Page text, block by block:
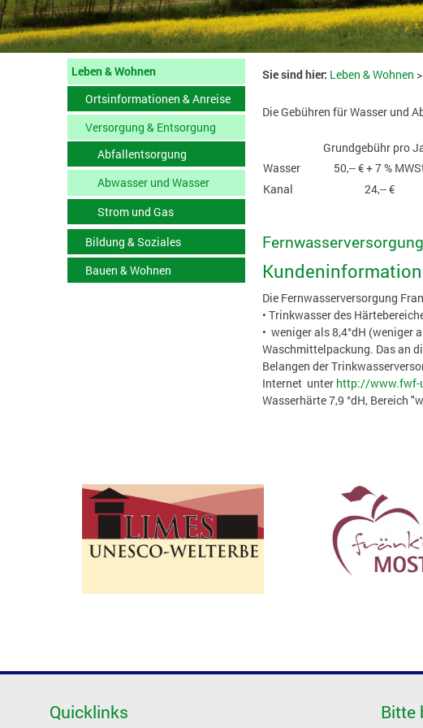
Leben & Wohnen
Ortsinformationen & Anreise
Versorgung & Entsorgung
Abfallentsorgung
Abwasser und Wasser
Strom und Gas
Bildung & Soziales
Bauen & Wohnen
Sie sind hier: Leben & Wohnen >
Die Gebühren für Wasser und
Grundgebühr pro
Wasser
50,-- € + 7 %
Kanal
24,-- €
Die Fernwasserversorgung
• Trinkwasser des
• weniger als 8,4°dH (weniger
Waschmittelpackung. Das an
Belangen der
Internet unter http://www.fwf-
Wasserhärte 7,9 °dH, Bereich
Quicklinks Bitte